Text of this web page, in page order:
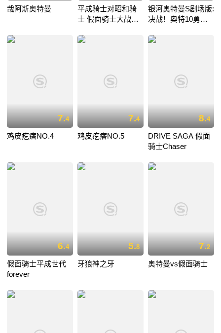
哉阿斯奥特曼
平成骑士对昭和骑
士 假面骑士大战
银河奥特曼S剧场版:
决战！奥特10勇
7.4
鸡皮疙瘩NO.4
7.4
鸡皮疙瘩NO.5
8.4
DRIVE SAGA 假面
骑士Chaser
6.4
假面骑士平成世代
forever
5.8
牙狼神之牙
7.2
奥特曼vs假面骑士